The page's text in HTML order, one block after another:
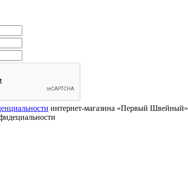
интернет-магазина «Первый Швейный»